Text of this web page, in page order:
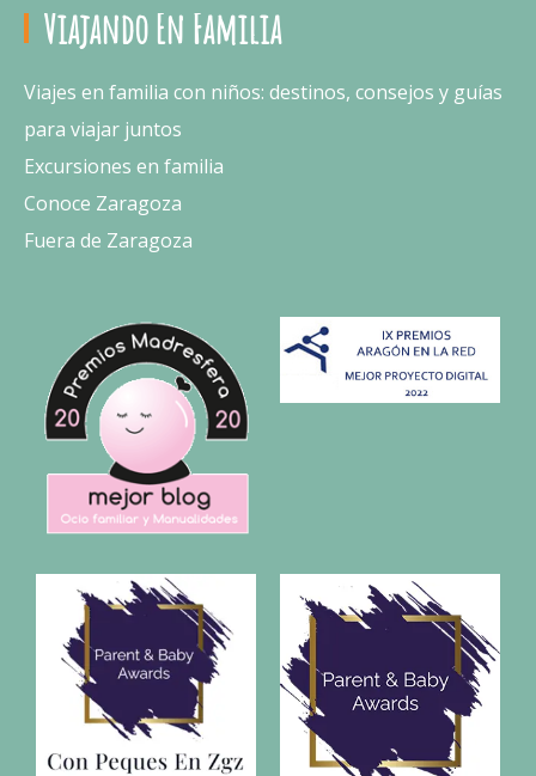
Viajando En Familia
Viajes en familia con niños: destinos, consejos y guías
para viajar juntos
Excursiones en familia
Conoce Zaragoza
Fuera de Zaragoza